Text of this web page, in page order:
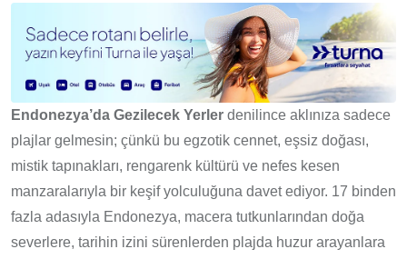
Endonezya’da Gezilecek Yerler denilince aklınıza sadece
plajlar gelmesin; çünkü bu egzotik cennet, eşsiz doğası,
mistik tapınakları, rengarenk kültürü ve nefes kesen
manzaralarıyla bir keşif yolculuğuna davet ediyor. 17 binden
fazla adasıyla Endonezya, macera tutkunlarından doğa
severlere, tarihin izini sürenlerden plajda huzur arayanlara